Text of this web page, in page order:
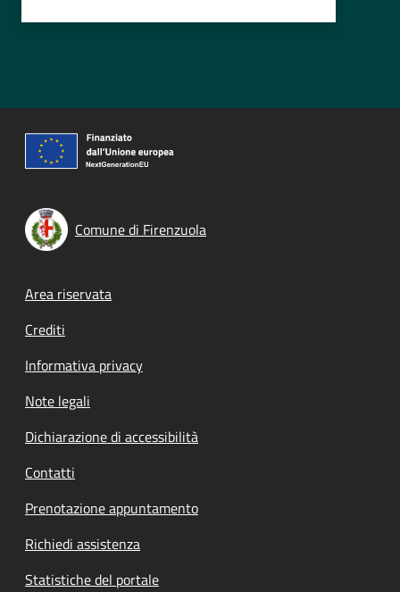
Comune di Firenzuola
Footer menu
Area riservata
Crediti
Informativa privacy
Note legali
Dichiarazione di accessibilità
Contatti
Prenotazione appuntamento
Richiedi assistenza
Statistiche del portale